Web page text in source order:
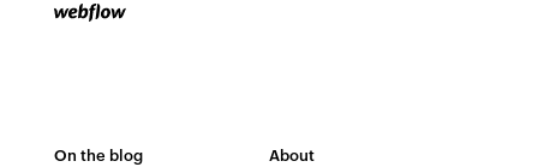
On the blog About